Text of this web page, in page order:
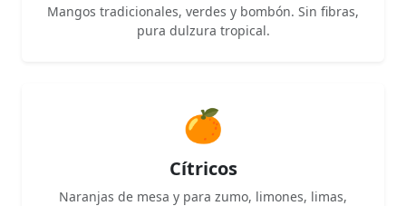
Mangos tradicionales, verdes y bombón. Sin fibras,
pura dulzura tropical.
🍊
Cítricos
Naranjas de mesa y para zumo, limones, limas,